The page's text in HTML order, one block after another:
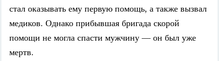
стал оказывать ему первую помощь, а также вызвал
медиков. Однако прибывшая бригада скорой
помощи не могла спасти мужчину — он был уже
мертв.